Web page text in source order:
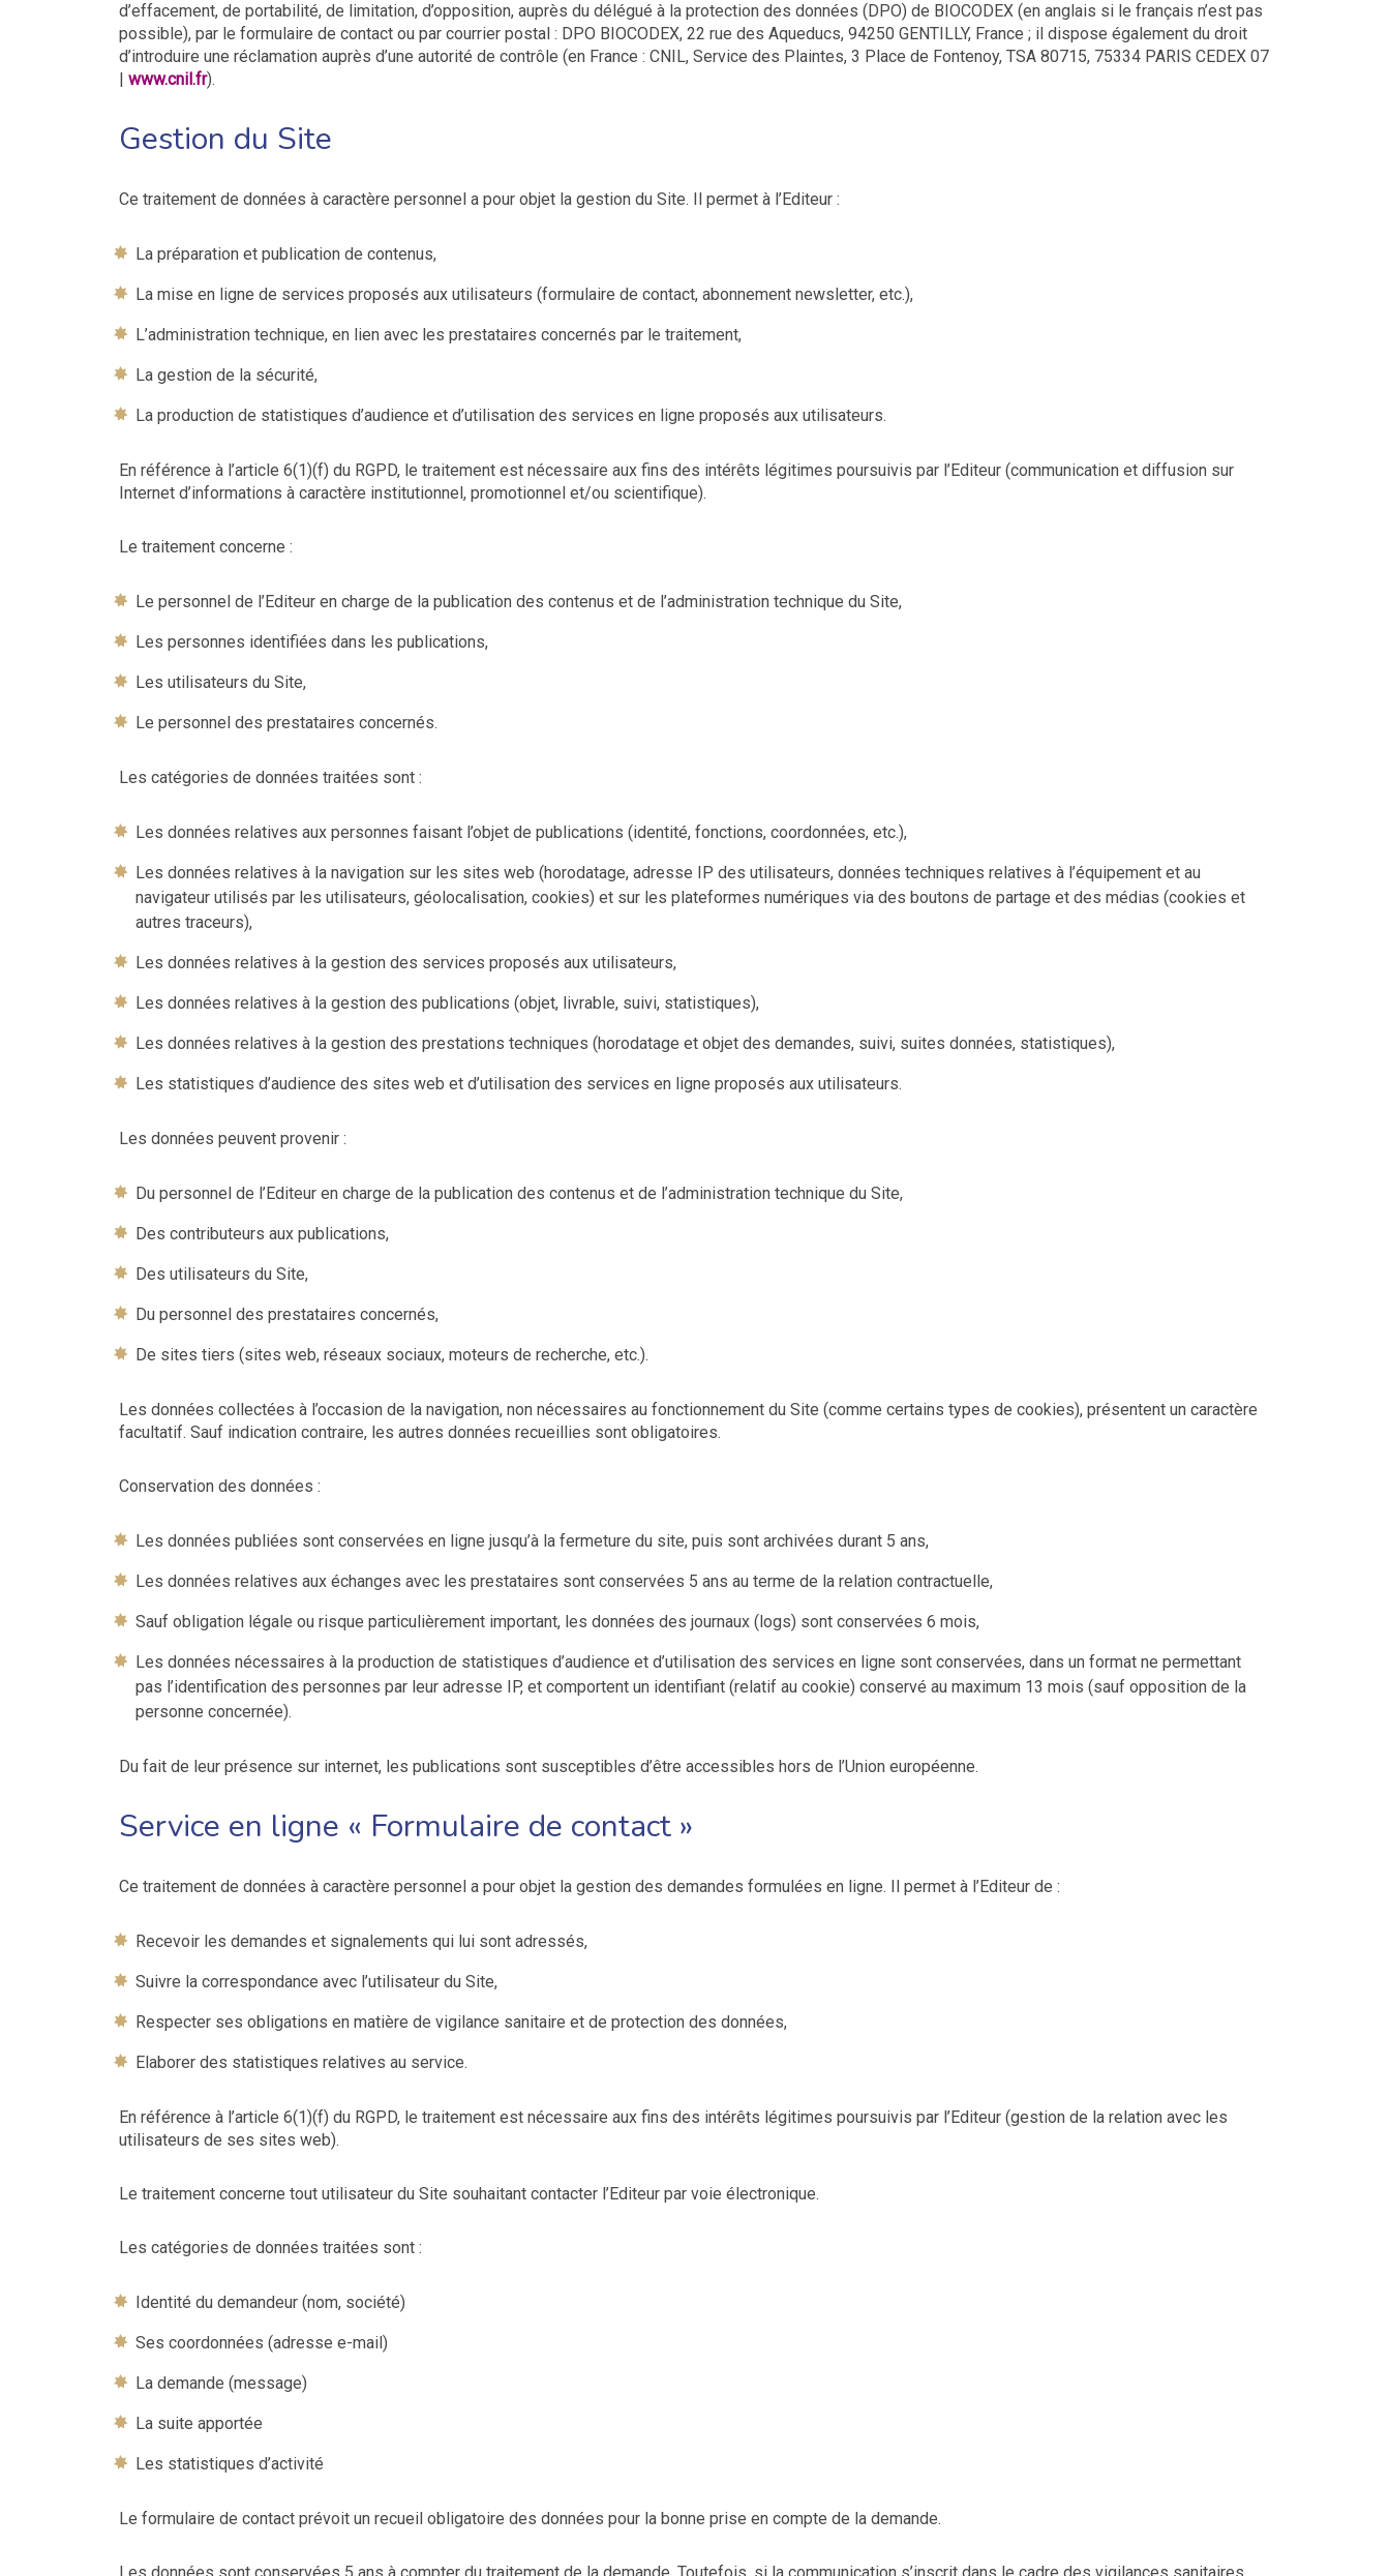
d’effacement, de portabilité, de limitation, d’opposition, auprès du délégué à la protection des données (DPO) de BIOCODEX (en anglais si le français n’est pas
possible), par le formulaire de contact ou par courrier postal : DPO BIOCODEX, 22 rue des Aqueducs, 94250 GENTILLY, France ; il dispose également du droit
d’introduire une réclamation auprès d’une autorité de contrôle (en France : CNIL, Service des Plaintes, 3 Place de Fontenoy, TSA 80715, 75334 PARIS CEDEX 07
| www.cnil.fr).
Gestion du Site
Ce traitement de données à caractère personnel a pour objet la gestion du Site. Il permet à l’Editeur :
La préparation et publication de contenus,
La mise en ligne de services proposés aux utilisateurs (formulaire de contact, abonnement newsletter, etc.),
L’administration technique, en lien avec les prestataires concernés par le traitement,
La gestion de la sécurité,
La production de statistiques d’audience et d’utilisation des services en ligne proposés aux utilisateurs.
En référence à l’article 6(1)(f) du RGPD, le traitement est nécessaire aux fins des intérêts légitimes poursuivis par l’Editeur (communication et diffusion sur
Internet d’informations à caractère institutionnel, promotionnel et/ou scientifique).
Le traitement concerne :
Le personnel de l’Editeur en charge de la publication des contenus et de l’administration technique du Site,
Les personnes identifiées dans les publications,
Les utilisateurs du Site,
Le personnel des prestataires concernés.
Les catégories de données traitées sont :
Les données relatives aux personnes faisant l’objet de publications (identité, fonctions, coordonnées, etc.),
Les données relatives à la navigation sur les sites web (horodatage, adresse IP des utilisateurs, données techniques relatives à l’équipement et au
navigateur utilisés par les utilisateurs, géolocalisation, cookies) et sur les plateformes numériques via des boutons de partage et des médias (cookies et
autres traceurs),
Les données relatives à la gestion des services proposés aux utilisateurs,
Les données relatives à la gestion des publications (objet, livrable, suivi, statistiques),
Les données relatives à la gestion des prestations techniques (horodatage et objet des demandes, suivi, suites données, statistiques),
Les statistiques d’audience des sites web et d’utilisation des services en ligne proposés aux utilisateurs.
Les données peuvent provenir :
Du personnel de l’Editeur en charge de la publication des contenus et de l’administration technique du Site,
Des contributeurs aux publications,
Des utilisateurs du Site,
Du personnel des prestataires concernés,
De sites tiers (sites web, réseaux sociaux, moteurs de recherche, etc.).
Les données collectées à l’occasion de la navigation, non nécessaires au fonctionnement du Site (comme certains types de cookies), présentent un caractère
facultatif. Sauf indication contraire, les autres données recueillies sont obligatoires.
Conservation des données :
Les données publiées sont conservées en ligne jusqu’à la fermeture du site, puis sont archivées durant 5 ans,
Les données relatives aux échanges avec les prestataires sont conservées 5 ans au terme de la relation contractuelle,
Sauf obligation légale ou risque particulièrement important, les données des journaux (logs) sont conservées 6 mois,
Les données nécessaires à la production de statistiques d’audience et d’utilisation des services en ligne sont conservées, dans un format ne permettant
pas l’identification des personnes par leur adresse IP, et comportent un identifiant (relatif au cookie) conservé au maximum 13 mois (sauf opposition de la
personne concernée).
Du fait de leur présence sur internet, les publications sont susceptibles d’être accessibles hors de l’Union européenne.
Service en ligne « Formulaire de contact »
Ce traitement de données à caractère personnel a pour objet la gestion des demandes formulées en ligne. Il permet à l’Editeur de :
Recevoir les demandes et signalements qui lui sont adressés,
Suivre la correspondance avec l’utilisateur du Site,
Respecter ses obligations en matière de vigilance sanitaire et de protection des données,
Elaborer des statistiques relatives au service.
En référence à l’article 6(1)(f) du RGPD, le traitement est nécessaire aux fins des intérêts légitimes poursuivis par l’Editeur (gestion de la relation avec les
utilisateurs de ses sites web).
Le traitement concerne tout utilisateur du Site souhaitant contacter l’Editeur par voie électronique.
Les catégories de données traitées sont :
Identité du demandeur (nom, société)
Ses coordonnées (adresse e-mail)
La demande (message)
La suite apportée
Les statistiques d’activité
Le formulaire de contact prévoit un recueil obligatoire des données pour la bonne prise en compte de la demande.